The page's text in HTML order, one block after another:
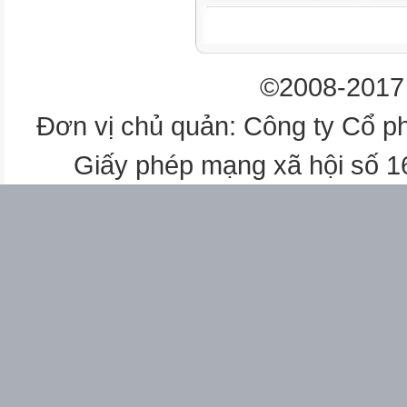
18/4-23/4
©2008-
Đơn vị chủ quản: Công ty Cổ
Giấy phép mạng xã hội số